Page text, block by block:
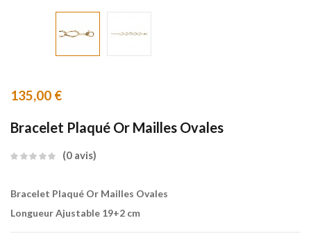
135,00 €
Bracelet Plaqué Or Mailles Ovales
0 avis
Bracelet Plaqué Or Mailles Ovales
Longueur Ajustable 19+2 cm